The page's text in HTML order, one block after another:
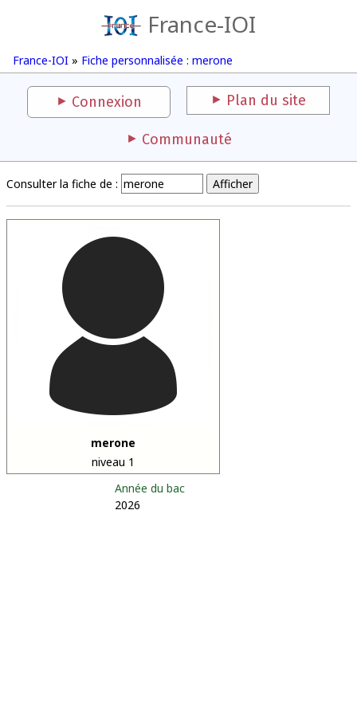
France-IOI
France-IOI » Fiche personnalisée : merone
Connexion Plan du site
Communauté
Consulter la fiche de :
merone
niveau 1
Année du bac
2026